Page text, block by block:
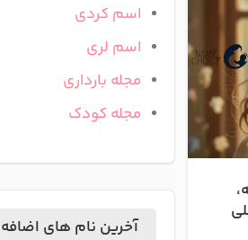
05
آذر
اسم کردی
اسم لری
مجله بارداری
مجله کودک
آخرین نام های